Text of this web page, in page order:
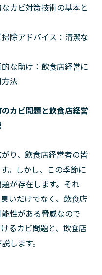
カビ対策技術の基本と
除アドバイス：清潔な
な助け：飲食店経営に
法
カビ問題と飲食店経営
り、飲食店経営者の皆
。しかし、この季節に
が存在します。それ
いだけでなく、飲食店
性がある脅威なので
るカビ問題と、飲食店
します。